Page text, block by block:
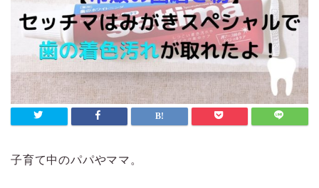
子育て中のパパやママ。